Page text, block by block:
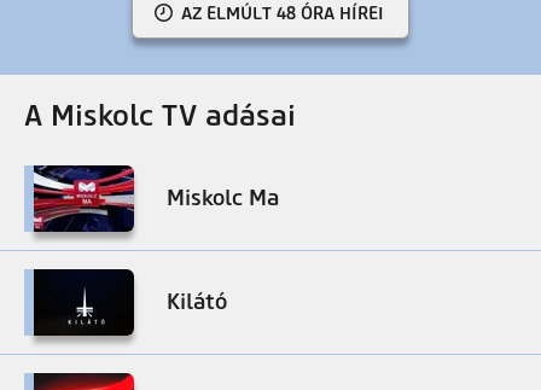
AZ ELMÚLT 48 ÓRA HÍREI
A Miskolc TV adásai
Miskolc Ma
Kilátó